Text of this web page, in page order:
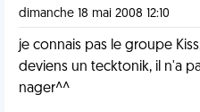
dimanche 18 mai 2008 12:10
je connais pas le groupe
deviens un tecktonik, il n'a
nager^^